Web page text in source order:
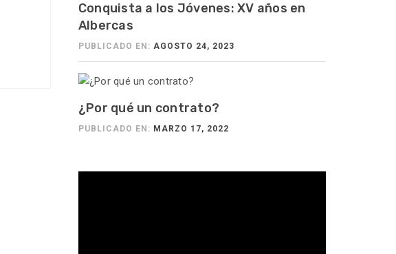
Conquista a los Jóvenes: XV años en
Albercas
PUBLICADO EN: AGOSTO 24, 2023
¿Por qué un contrato?
PUBLICADO EN: MARZO 17, 2022